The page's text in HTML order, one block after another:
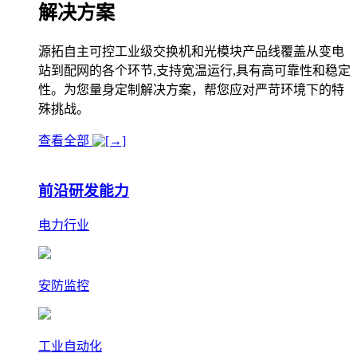
解决方案
源拓自主可控工业级交换机和光模块产品线覆盖从变电
站到配网的各个环节,支持宽温运行,具有高可靠性和稳定
性。为您量身定制解决方案，帮您应对严苛环境下的特
殊挑战。
查看全部
前沿研发能力
电力行业
安防监控
工业自动化